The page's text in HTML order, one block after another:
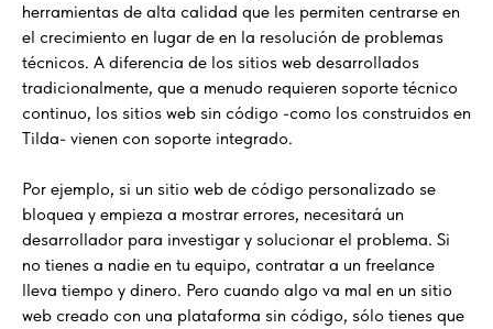
herramientas de alta calidad que les permiten centrarse en
el crecimiento en lugar de en la resolución de problemas
técnicos. A diferencia de los sitios web desarrollados
tradicionalmente, que a menudo requieren soporte técnico
continuo, los sitios web sin código -como los construidos en
Tilda- vienen con soporte integrado.
Por ejemplo, si un sitio web de código personalizado se
bloquea y empieza a mostrar errores, necesitará un
desarrollador para investigar y solucionar el problema. Si
no tienes a nadie en tu equipo, contratar a un freelance
lleva tiempo y dinero. Pero cuando algo va mal en un sitio
web creado con una plataforma sin código, sólo tienes que